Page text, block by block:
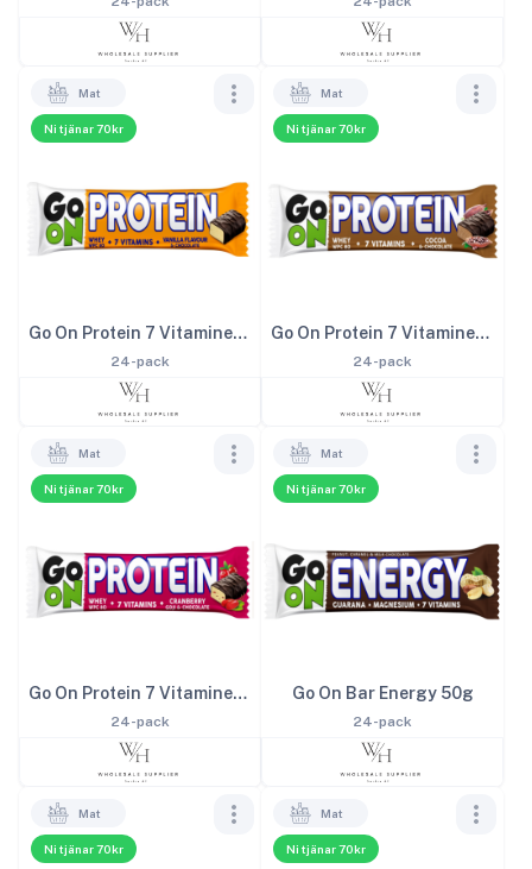
Ni tjänar 70kr
Mat
Go On Protein 7 Vitaminer Vanilj 50g
24-pack
Ni tjänar 70kr
Mat
Go On Protein 7 Vitaminer Kakao 50g
24-pack
Ni tjänar 70kr
Mat
Go On Protein 7 Vitaminer Tranbär 50g
24-pack
Ni tjänar 70kr
Mat
Go On Bar Energy 50g
24-pack
Ni tjänar 70kr
Mat
Ni tjänar 70kr
Mat